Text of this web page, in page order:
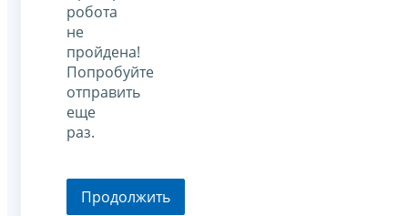
робота
не
пройдена!
Попробуйте
отправить
еще
раз.
Продолжить